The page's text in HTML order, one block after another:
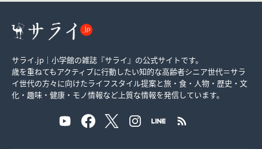
サライ.jp｜小学館の雑誌『サライ』の公式サイトです。
歳を重ねてもアクティブに行動したい知的な高齢者シニア世代＝サラ
イ世代の方々に向けたライフスタイル提案と旅・食・人物・歴史・文
化・趣味・健康・モノ情報など上質な情報を発信しています。